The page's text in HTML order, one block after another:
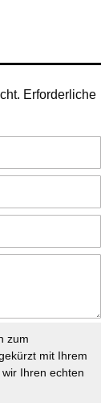
Erforderliche
zum
mit Ihrem
Ihren echten